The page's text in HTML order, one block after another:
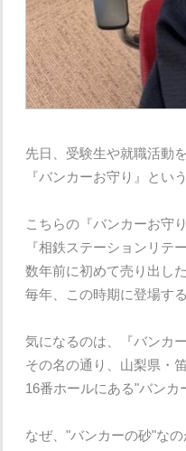
先日、受験生や就職活動
『バンカーお守り』とい
こちらの『バンカーお守
『相鉄ステーションリテ
数年前に初めて売り出し
毎年、この時期に登場す
気になるのは、『バンカ
その名の通り、山梨県・
16番ホールにある"バン
なぜ、"バンカーの砂"な